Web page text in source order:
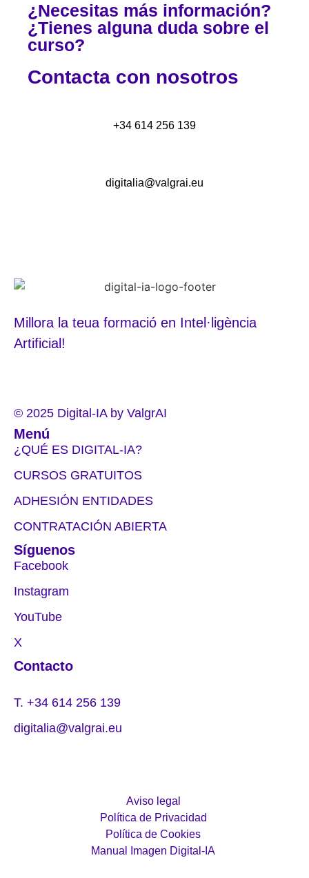
¿Necesitas más información?
¿Tienes alguna duda sobre el
curso?
Contacta con nosotros
+34 614 256 139
digitalia@valgrai.eu
Millora la teua formació en Intel·ligència
Artificial!
© 2025 Digital-IA by ValgrAI
Menú
¿QUÉ ES DIGITAL-IA?
CURSOS GRATUITOS
ADHESIÓN ENTIDADES
CONTRATACIÓN ABIERTA
Síguenos
Facebook
Instagram
YouTube
X
Contacto
T. +34 614 256 139
digitalia@valgrai.eu
Aviso legal
Política de Privacidad
Política de Cookies
Manual Imagen Digital-IA